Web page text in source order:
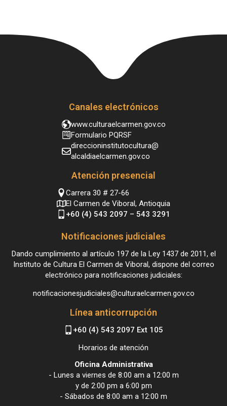
Canales electrónicos
www.culturaelcarmen.gov.co
Formulario PQRSF
direccioninstitutocultura@
alcaldiaelcarmen.gov.co
Atención presencial
Carrera 30 # 27-66
El Carmen de Viboral, Antioquia
+60 (4) 543 2097 – 543 3291
Notificaciones judiciales
Dando cumplimiento al artículo 197 de la Ley 1437 de 2011, el
Instituto de Cultura El Carmen de Viboral, dispone del correo
electrónico para notificaciones judiciales:
notificacionesjudiciales@culturaelcarmen.gov.co
Línea anticorrupción
+60 (4) 543 2097 Ext 105
Horarios de atención
Oficina Administrativa
- Lunes a viernes de 8:00 am a 12:00 m
y de 2:00 pm a 6:00 pm
- Sábados de 8:00 am a 12:00 m